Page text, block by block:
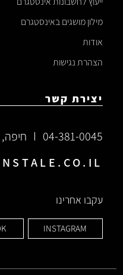
מילון מושגים באינסטגרם
אודות
הצהרת נגישות
יצירת קשר
04-381-0045
חיפה,
עקבו אחרינו
INSTAGRAM